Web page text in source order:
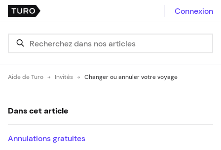
Connexion
Aide de Turo Invités Changer ou annuler votre voyage
Dans cet article
Annulations gratuites